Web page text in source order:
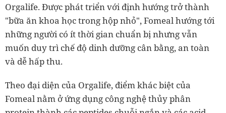
Orgalife. Được phát triển với định hướng trở thành
"bữa ăn khoa học trong hộp nhỏ", Fomeal hướng tới
những người có ít thời gian chuẩn bị nhưng vẫn
muốn duy trì chế độ dinh dưỡng cân bằng, an toàn
và dễ hấp thu.
Theo đại diện của Orgalife, điểm khác biệt của
Fomeal nằm ở ứng dụng công nghệ thủy phân